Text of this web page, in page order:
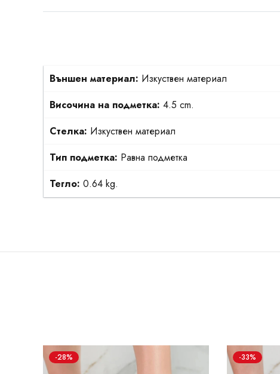
Външен материал: Изкуствен материал
Височина на подметка: 4.5 cm.
Стелка: Изкуствен материал
Тип подметка: Равна подметка
Тегло: 0.64 kg.
-28% -33%